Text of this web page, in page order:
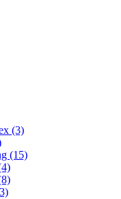
(3)
(15)